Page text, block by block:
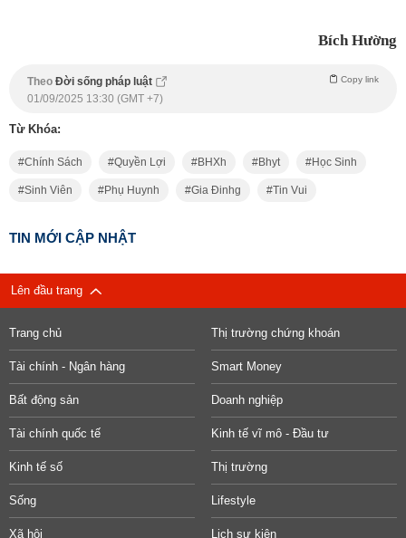
Bích Hường
Theo Đời sống pháp luật Copy link
01/09/2025 13:30 (GMT +7)
Từ Khóa:
Chính Sách Quyền Lợi BHXh Bhyt Học Sinh
Sinh Viên Phụ Huynh Gia Đinhg Tin Vui
TIN MỚI CẬP NHẬT
Lên đầu trang
Trang chủ Thị trường chứng khoán
Tài chính - Ngân hàng Smart Money
Bất động sản Doanh nghiệp
Tài chính quốc tế Kinh tế vĩ mô - Đầu tư
Kinh tế số Thị trường
Sống Lifestyle
Xã hội Lịch sự kiện